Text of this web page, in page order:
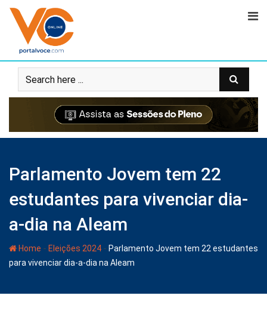
Parlamento Jovem tem 22
estudantes para vivenciar dia-
a-dia na Aleam
Home - Eleições 2024 - Parlamento Jovem tem 22 estudantes
para vivenciar dia-a-dia na Aleam